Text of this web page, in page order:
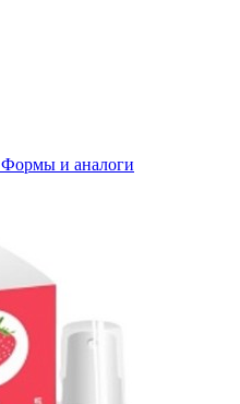
Формы и аналоги